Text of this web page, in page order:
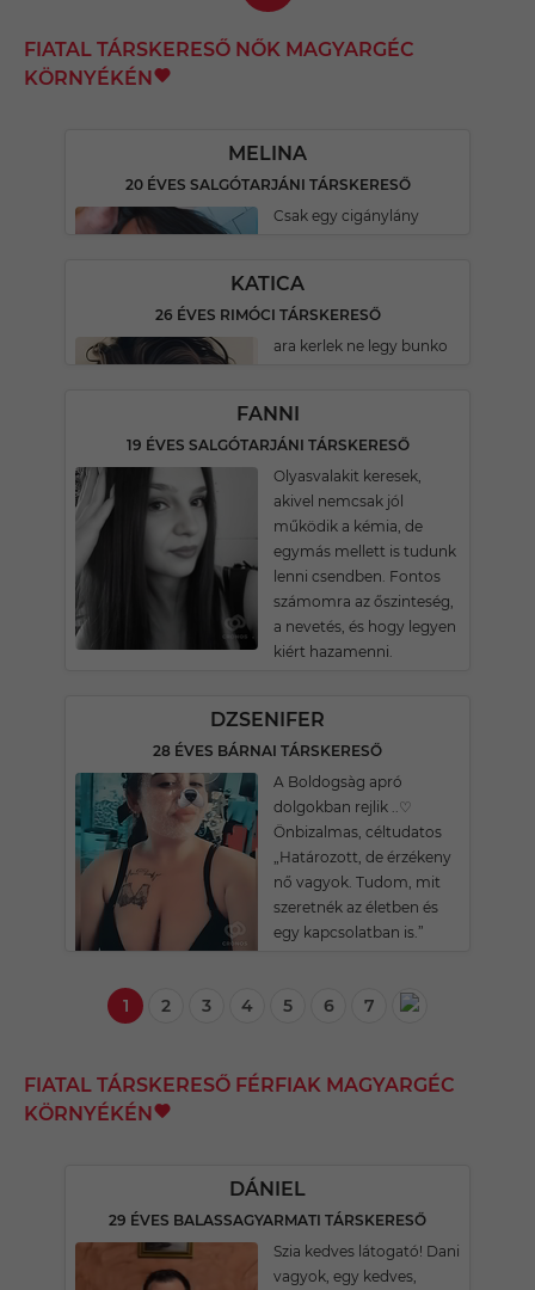
FIATAL TÁRSKERESŐ NŐK MAGYARGÉC
KÖRNYÉKÉN
MELINA
20 ÉVES SALGÓTARJÁNI TÁRSKERESŐ
Csak egy cigánylány
KATICA
26 ÉVES RIMÓCI TÁRSKERESŐ
ara kerlek ne legy bunko
FANNI
19 ÉVES SALGÓTARJÁNI TÁRSKERESŐ
Olyasvalakit keresek,
akivel nemcsak jól
működik a kémia, de
egymás mellett is tudunk
lenni csendben. Fontos
számomra az őszinteség,
a nevetés, és hogy legyen
kiért hazamenni.
DZSENIFER
28 ÉVES BÁRNAI TÁRSKERESŐ
A Boldogsàg apró
dolgokban rejlik ..♡
Önbizalmas, céltudatos
„Határozott, de érzékeny
nő vagyok. Tudom, mit
szeretnék az életben és
egy kapcsolatban is.”
1 2 3 4 5 6 7
FIATAL TÁRSKERESŐ FÉRFIAK MAGYARGÉC
KÖRNYÉKÉN
DÁNIEL
29 ÉVES BALASSAGYARMATI TÁRSKERESŐ
Szia kedves látogató! Dani
vagyok, egy kedves,